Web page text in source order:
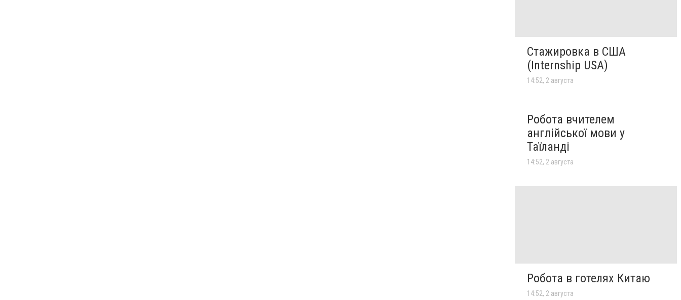
Стажировка в США
(Internship USA)
14:52, 2 августа
Робота вчителем
англійської мови у
Таїланді
14:52, 2 августа
Робота в готелях Китаю
14:52, 2 августа